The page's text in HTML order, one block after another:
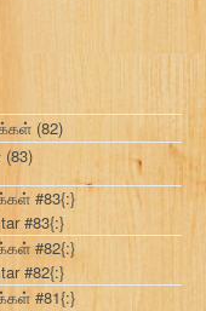
(82)
(83)
#83{:}
#83{:}
#82{:}
#82{:}
#81{:}